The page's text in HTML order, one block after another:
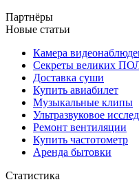
Партнёры
Новые статьи
Камера
Секреты великих
Доставка суши
Купить авиабилет
Музыкальные клипы
Ультразвуковое
Ремонт вентиляции
Купить частотометр
Аренда бытовки
Статистика